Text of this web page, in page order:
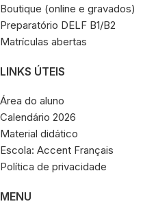
Boutique (online e gravados)
Preparatório DELF B1/B2
Matrículas abertas
LINKS ÚTEIS
Área do aluno
Calendário 2026
Material didático
Escola: Accent Français
Política de privacidade
MENU